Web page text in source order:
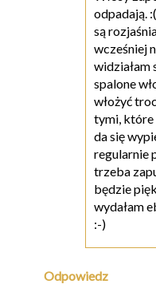
odpadają.
są
wcześniej
widziałam
spalone
włożyć
tymi, które
da się
regularnie
trzeba
będzie
wydałam
:-)
Odpowiedz